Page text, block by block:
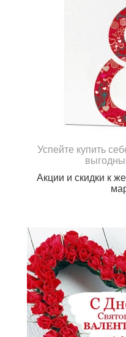
Успейте купить
Акции и скидки к